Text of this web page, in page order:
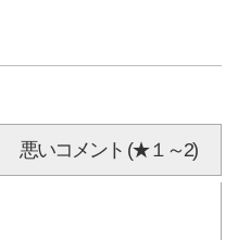
悪いコメント (★１～2)